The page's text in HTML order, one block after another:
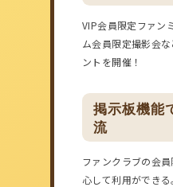
VIP会員限定ファン
ム会員限定撮影会
ントを開催！
掲示板機能
流
ファンクラブの会
心して利用ができ